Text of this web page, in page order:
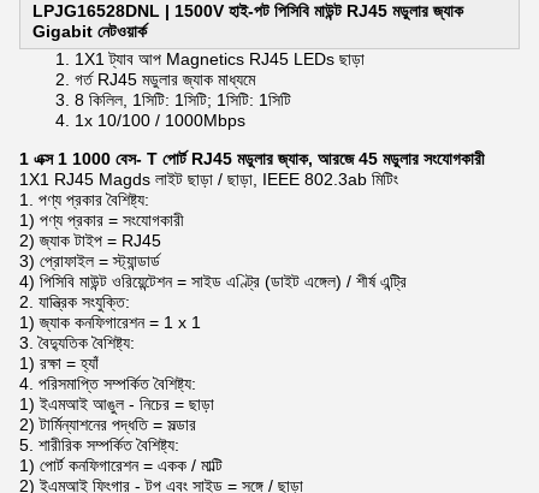
LPJG16528DNL | 1500V হাই-পট পিসিবি মাউন্ট RJ45 মডুলার জ্যাক
Gigabit নেটওয়ার্ক
1X1 ট্যাব আপ Magnetics RJ45 LEDs ছাড়া
গর্ত RJ45 মডুলার জ্যাক মাধ্যমে
8 কিলিল, 1সিটি: 1সিটি; 1সিটি: 1সিটি
1x 10/100 / 1000Mbps
1 এক্স 1 1000 বেস- T পোর্ট RJ45 মডুলার জ্যাক, আরজে 45 মডুলার সংযোগকারী
1X1 RJ45 Magds লাইট ছাড়া / ছাড়া, IEEE 802.3ab মিটিং
1. পণ্য প্রকার বৈশিষ্ট্য:
1) পণ্য প্রকার = সংযোগকারী
2) জ্যাক টাইপ = RJ45
3) প্রোফাইল = স্ট্যান্ডার্ড
4) পিসিবি মাউন্ট ওরিয়েন্টেশন = সাইড এণ্ট্রি (ডাইট এঙ্গেল) / শীর্ষ এন্ট্রি
2. যান্ত্রিক সংযুক্তি:
1) জ্যাক কনফিগারেশন = 1 x 1
3. বৈদ্যুতিক বৈশিষ্ট্য:
1) রক্ষা = হ্যাঁ
4. পরিসমাপ্তি সম্পর্কিত বৈশিষ্ট্য:
1) ইএমআই আঙুল - নিচের = ছাড়া
2) টার্মিন্যাশনের পদ্ধতি = সল্ডার
5. শারীরিক সম্পর্কিত বৈশিষ্ট্য:
1) পোর্ট কনফিগারেশন = একক / মাল্টি
2) ইএমআই ফিংগার - টপ এবং সাইড = সঙ্গে / ছাড়া